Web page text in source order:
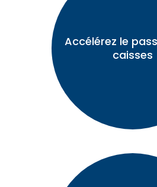
Accélérez le
caisses